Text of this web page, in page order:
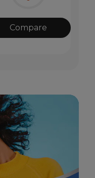
Compare